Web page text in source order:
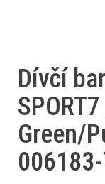
Dívčí
Green/